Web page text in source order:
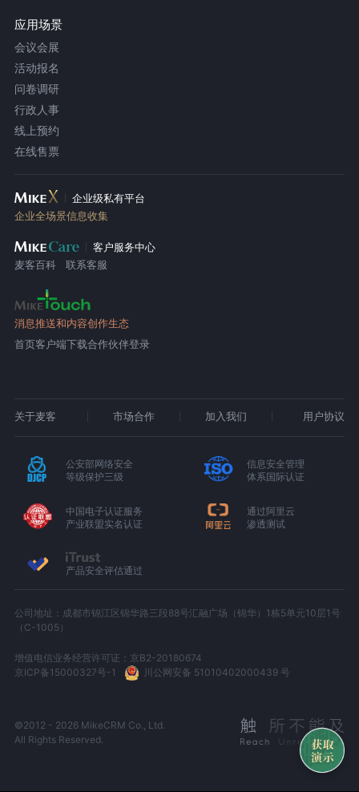
应用场景
会议会展
活动报名
问卷调研
行政人事
线上预约
在线售票
企业级私有平台
企业全场景信息收集
客户服务中心
麦客百科
联系客服
消息推送和内容创作生态
首页客户端下载合作伙伴登录
关于麦客 市场合作 加入我们 用户协议
公安部网络安全
等级保护三级
信息安全管理
体系国际认证
中国电子认证服务
产业联盟实名认证
通过阿里云
渗透测试
产品安全评估通过
公司地址：成都市锦江区锦华路三段88号汇融广场（锦华）1栋5单元10层1号
（C-1005）
增值电信业务经营许可证：京B2-20180674
京ICP备15000327号-1
川公网安备 51010402000439 号
©2012 - 2026 MikeCRM Co., Ltd.
All Rights Reserved.